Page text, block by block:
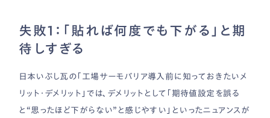
失敗1：「貼れば何度でも下がる」と期
待しすぎる
日本いぶし瓦の「工場サーモバリア導入前に知っておきたいメ
リット・デメリット」では、デメリットとして「期待値設定を誤る
と“思ったほど下がらない”と感じやすい」といったニュアンスが